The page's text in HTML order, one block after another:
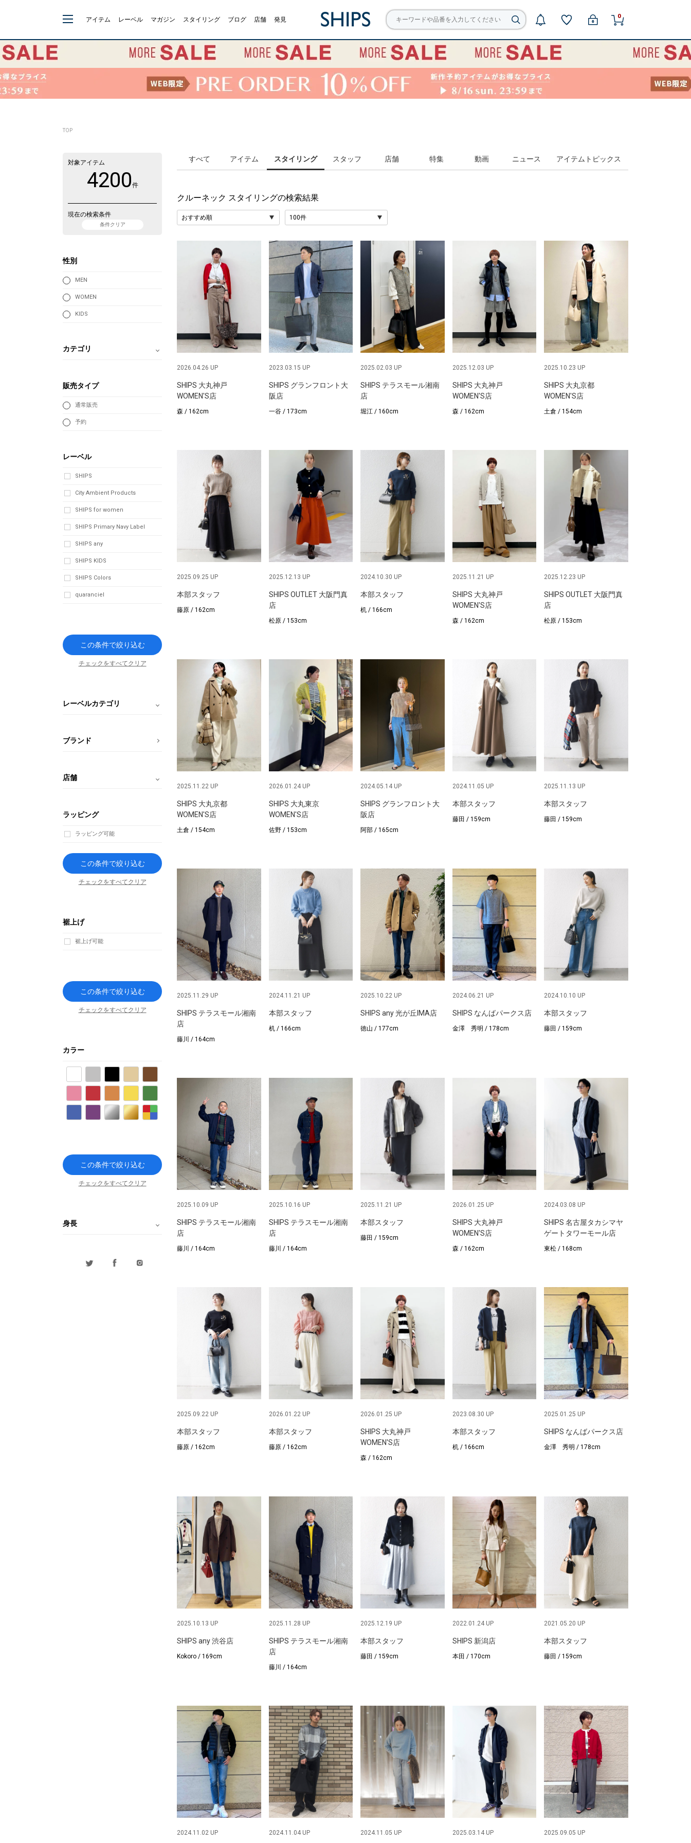
アイテム レーベル マガジン スタイリング ブログ 店舗 発見 0
TOP
すべて アイテム スタイリング スタッフ 店舗 特集 動画 ニュース アイテムトピックス
クルーネック スタイリングの検索結果
2026.04.26 UP
SHIPS 大丸神戸
WOMEN'S店
森 / 162cm
2023.03.15 UP
SHIPS グランフロント大
阪店
一谷 / 173cm
2025.02.03 UP
SHIPS テラスモール湘南
店
堀江 / 160cm
2025.12.03 UP
SHIPS 大丸神戸
WOMEN'S店
森 / 162cm
2025.10.23 UP
SHIPS 大丸京都
WOMEN'S店
土倉 / 154cm
2025.09.25 UP
本部スタッフ
藤原 / 162cm
2025.12.13 UP
SHIPS OUTLET 大阪門真
店
松原 / 153cm
2024.10.30 UP
本部スタッフ
机 / 166cm
2025.11.21 UP
SHIPS 大丸神戸
WOMEN'S店
森 / 162cm
2025.12.23 UP
SHIPS OUTLET 大阪門真
店
松原 / 153cm
2025.11.22 UP
SHIPS 大丸京都
WOMEN'S店
土倉 / 154cm
2026.01.24 UP
SHIPS 大丸東京
WOMEN'S店
佐野 / 153cm
2024.05.14 UP
SHIPS グランフロント大
阪店
阿部 / 165cm
2024.11.05 UP
本部スタッフ
藤田 / 159cm
2025.11.13 UP
本部スタッフ
藤田 / 159cm
2025.11.29 UP
SHIPS テラスモール湘南
店
藤川 / 164cm
2024.11.21 UP
本部スタッフ
机 / 166cm
2025.10.22 UP
SHIPS any 光が丘IMA店
徳山 / 177cm
2024.06.21 UP
SHIPS なんばパークス店
金澤 秀明 / 178cm
2024.10.10 UP
本部スタッフ
藤田 / 159cm
2025.10.09 UP
SHIPS テラスモール湘南
店
藤川 / 164cm
2025.10.16 UP
SHIPS テラスモール湘南
店
藤川 / 164cm
2025.11.21 UP
本部スタッフ
藤田 / 159cm
2026.01.25 UP
SHIPS 大丸神戸
WOMEN'S店
森 / 162cm
2024.03.08 UP
SHIPS 名古屋タカシマヤ
ゲートタワーモール店
東松 / 168cm
2025.09.22 UP
本部スタッフ
藤原 / 162cm
2026.01.22 UP
本部スタッフ
藤原 / 162cm
2026.01.25 UP
SHIPS 大丸神戸
WOMEN'S店
森 / 162cm
2023.08.30 UP
本部スタッフ
机 / 166cm
2025.01.25 UP
SHIPS なんばパークス店
金澤 秀明 / 178cm
2025.10.13 UP
SHIPS any 渋谷店
Kokoro / 169cm
2025.11.28 UP
SHIPS テラスモール湘南
店
藤川 / 164cm
2025.12.19 UP
本部スタッフ
藤田 / 159cm
2022.01.24 UP
SHIPS 新潟店
本田 / 170cm
2021.05.20 UP
本部スタッフ
藤田 / 159cm
2024.11.02 UP 2024.11.04 UP 2024.11.05 UP 2025.03.14 UP 2025.09.05 UP
対象アイテム
4200件
現在の検索条件
条件クリア
性別
MEN
WOMEN
KIDS
カテゴリ
販売タイプ
通常販売
予約
レーベル
SHIPS
City Ambient Products
SHIPS for women
SHIPS Primary Navy Label
SHIPS any
SHIPS KIDS
SHIPS Colors
quaranciel
この条件で絞り込む
チェックをすべてクリア
レーベルカテゴリ
ブランド
店舗
ラッピング
ラッピング可能
この条件で絞り込む
チェックをすべてクリア
裾上げ
裾上げ可能
この条件で絞り込む
チェックをすべてクリア
カラー
パープル シルバー ゴールド
この条件で絞り込む
チェックをすべてクリア
身長